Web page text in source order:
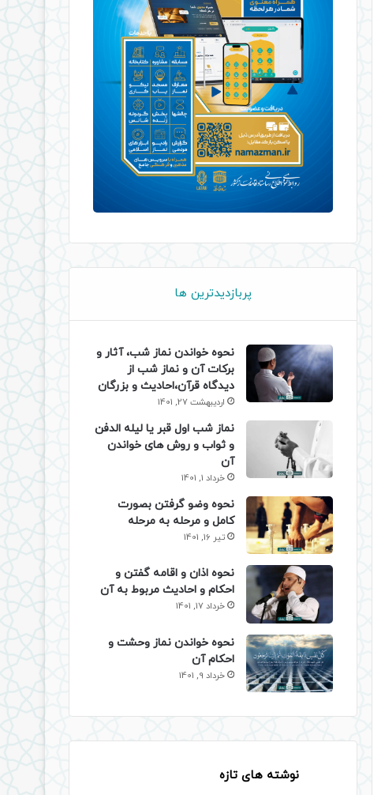
پربازدیدترین ها
نحوه خواندن نماز شب، آثار و
برکات آن و نماز شب از
دیدگاه قرآن،احادیث و بزرگان
اردیبهشت 27, 1401
نماز شب اول قبر یا لیله الدفن
و ثواب و روش های خواندن
آن
خرداد 1, 1401
نحوه وضو گرفتن بصورت
کامل و مرحله به مرحله
تیر 16, 1401
نحوه اذان و اقامه گفتن و
احکام و احادیث مربوط به آن
خرداد 17, 1401
نحوه خواندن نماز وحشت و
احکام آن
خرداد 9, 1401
نوشته های تازه